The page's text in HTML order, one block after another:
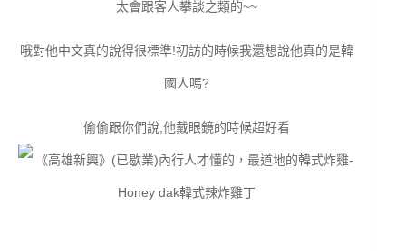
太會跟客人攀談之類的~~
哦對他中文真的說得很標準!初訪的時候我還想說他真的是韓
國人嗎?
偷偷跟你們說,他戴眼鏡的時候超好看